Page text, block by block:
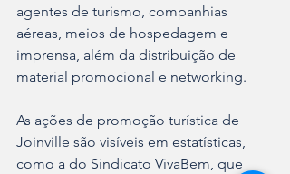
agentes de turismo, companhias
aéreas, meios de hospedagem e
imprensa, além da distribuição de
material promocional e networking.
As ações de promoção turística de
Joinville são visíveis em estatísticas,
como a do Sindicato VivaBem, que